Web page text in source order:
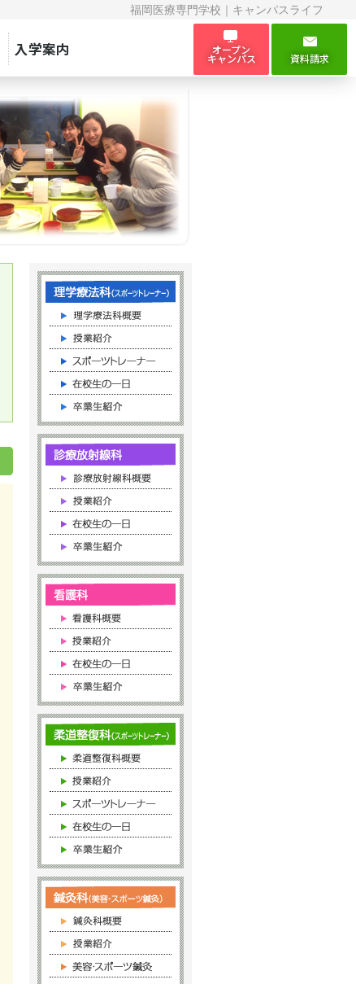
福岡医療専門学校｜キャンパスライフ
入学案内 オープン
キャンパス 資料請求